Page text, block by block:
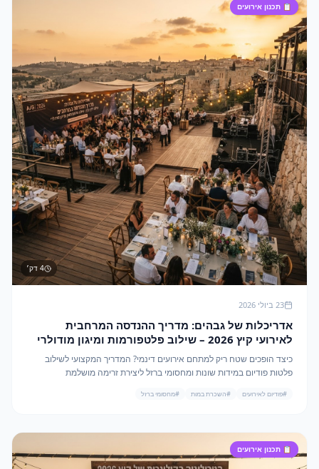
📋 תכנון אירועים
4 דק׳
23 ביולי 2026
אדריכלות של גבהים: מדריך ההנדסה המרחבית
לאירועי קיץ 2026 – שילוב פלטפורמות ומיגון מודולרי
כיצד הופכים שטח ריק למתחם אירועים דינמי? המדריך המקצועי לשילוב
פלטות פודיום במידות שונות ומחסומי ברזל ליצירת זרימה מושלמת
#פודיום לאירועים #השכרת במות #מחסומי ברזל
📋 תכנון אירועים